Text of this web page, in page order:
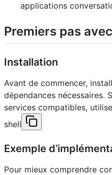
applications
Premiers pas
Installation
Avant de commencer,
dépendances nécessaires.
services compatibles,
shell
Exemple
Pour mieux comprendre